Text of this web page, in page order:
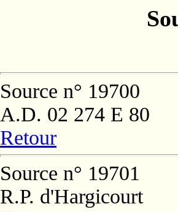
Source n° 19700
A.D. 02 274 E 80
Retour
Source n° 19701
R.P. d'Hargicourt